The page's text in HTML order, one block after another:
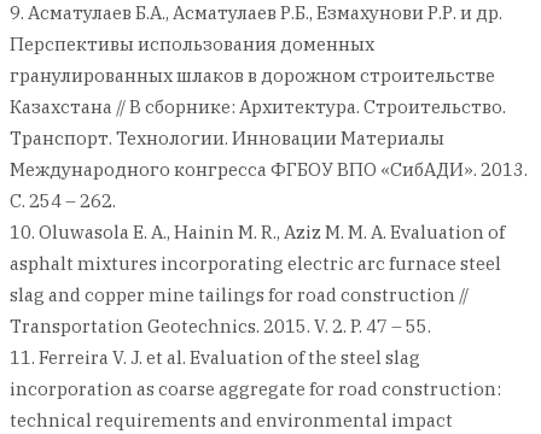
9. Асматулаев Б.А., Асматулаев Р.Б., Езмахунови Р.Р. и др.
Перспективы использования доменных
гранулированных шлаков в дорожном строительстве
Казахстана // В сборнике: Архитектура. Строительство.
Транспорт. Технологии. Инновации Материалы
Международного конгресса ФГБОУ ВПО «СибАДИ». 2013.
С. 254 – 262.
10. Oluwasola E. A., Hainin M. R., Aziz M. M. A. Evaluation of
asphalt mixtures incorporating electric arc furnace steel
slag and copper mine tailings for road construction //
Transportation Geotechnics. 2015. V. 2. P. 47 – 55.
11. Ferreira V. J. et al. Evaluation of the steel slag
incorporation as coarse aggregate for road construction:
technical requirements and environmental impact